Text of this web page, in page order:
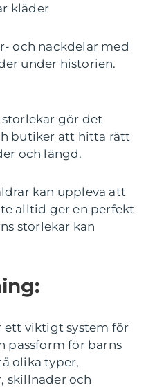
kläder
och nackdelar med
under historien.
storlekar gör det
butiker att hitta rätt
och längd.
kan uppleva att
alltid ger en perfekt
storlekar kan
ett viktigt system för
passform för barns
olika typer,
skillnader och